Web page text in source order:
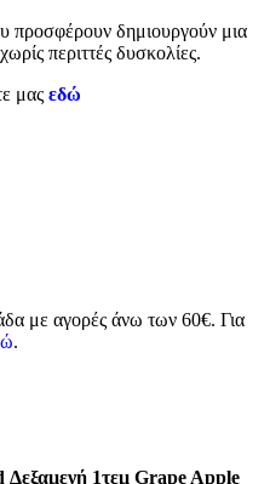
προσφέρουν δημιουργούν μια
περιττές δυσκολίες.
μας εδώ
με αγορές άνω των 60€. Για
.
1τεμ Grape Apple